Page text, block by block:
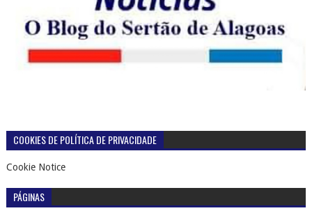
COOKIES DE POLÍTICA DE PRIVACIDADE
Cookie Notice
PÁGINAS